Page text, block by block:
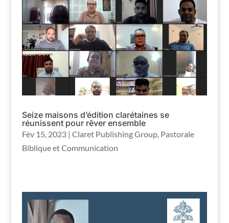
Seize maisons d’édition clarétaines se
réunissent pour rêver ensemble
Fév 15, 2023| Claret Publishing Group, Pastorale
Biblique et Communication